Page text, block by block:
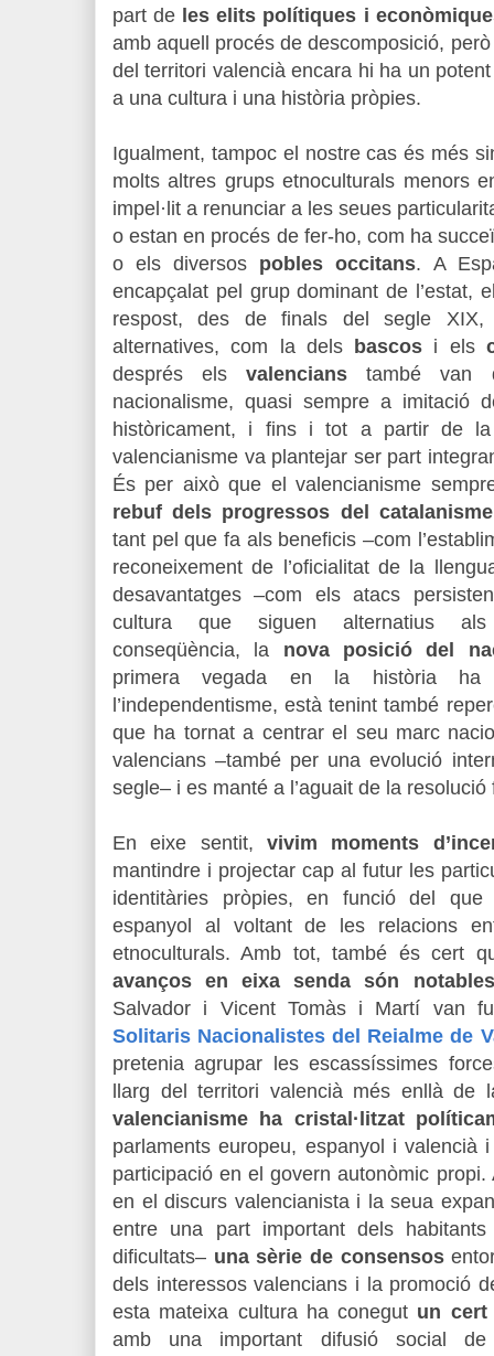
part de les elits polítiques i
amb aquell procés de descomposició,
del territori valencià encara hi ha un
a una cultura i una història pròpies.
Igualment, tampoc el nostre cas és més
molts altres grups etnoculturals menors
impel·lit a renunciar a les seues
o estan en procés de fer-ho, com ha
o els diversos pobles occitans. A
encapçalat pel grup dominant de l’estat,
respost, des de finals del segle XIX,
alternatives, com la dels
bascos i els
després elsvalencians també van
nacionalisme, quasi sempre a imitació
històricament, i fins i tot a partir de
valencianisme va plantejar ser part
És per això que el valencianisme
rebuf dels progressos del catalanisme
tant pel que fa als beneficis –com
reconeixement de l’oficialitat de la
desavantatges –com els atacs
cultura que siguen alternatius als
conseqüència, la nova posició del
primera vegada en la història ha
l’independentisme, està tenint també
que ha tornat a centrar el seu marc
valencians –també per una evolució
segle– i es manté a l’aguait de la
En eixe sentit, vivim moments
mantindre i projectar cap al futur les
identitàries pròpies, en funció del
espanyol al voltant de les relacions
etnoculturals. Amb tot, també és cert
avanços en eixa senda són notables
Salvador i Vicent Tomàs i Martí van
Solitaris Nacionalistes del Reialme de
pretenia agrupar les escassíssimes
llarg del territori valencià més enllà
valencianisme ha cristal·litzat
parlaments europeu, espanyol i valencià
participació en el govern autonòmic propi.
en el discurs valencianista i la seua
entre una part important dels
dificultats– una sèrie de consensos
dels interessos valencians i la promoció
esta mateixa cultura ha conegut un cert
amb una important difusió social